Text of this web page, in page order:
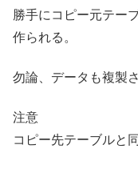
勝手にコピー元テー
作られる。
勿論、データも複製
注意
コピー先テーブルと